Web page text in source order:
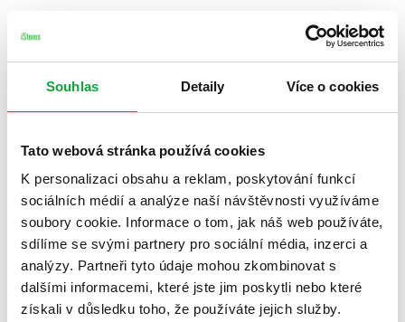
Souhlas Detaily Více o cookies
Tato webová stránka používá cookies
K personalizaci obsahu a reklam, poskytování funkcí
sociálních médií a analýze naší návštěvnosti využíváme
soubory cookie. Informace o tom, jak náš web používáte,
sdílíme se svými partnery pro sociální média, inzerci a
analýzy. Partneři tyto údaje mohou zkombinovat s
dalšími informacemi, které jste jim poskytli nebo které
získali v důsledku toho, že používáte jejich služby.